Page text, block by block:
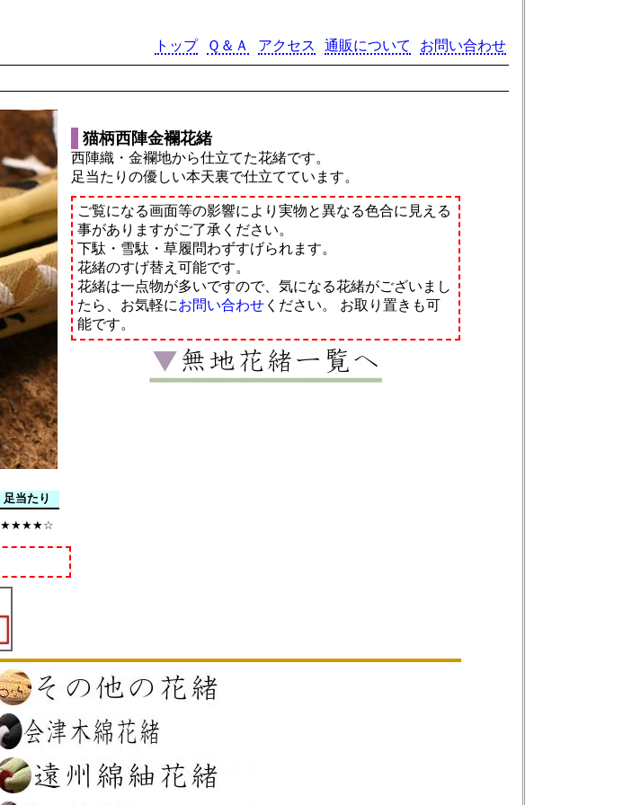
トップ Ｑ＆Ａ アクセス 通販について
お問い合わせ
足当たり
★★★★☆
猫柄西陣金襴花緒
西陣織・金襴地から仕立てた花緒です。
足当たりの優しい本天裏で仕立てています。
ご覧になる画面等の影響により実物と異なる色合に見える
事がありますがご了承ください。
下駄・雪駄・草履問わずすげられます。
花緒のすげ替え可能です。
花緒は一点物が多いですので、気になる花緒がございまし
たら、お気軽にお問い合わせ ください。
お取り置きも可
能です。